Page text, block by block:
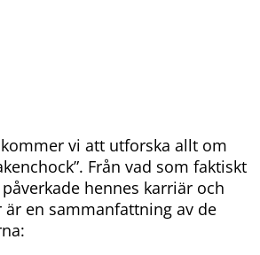
vi att utforska allt om
Från vad som faktiskt
hennes karriär och
en sammanfattning av de